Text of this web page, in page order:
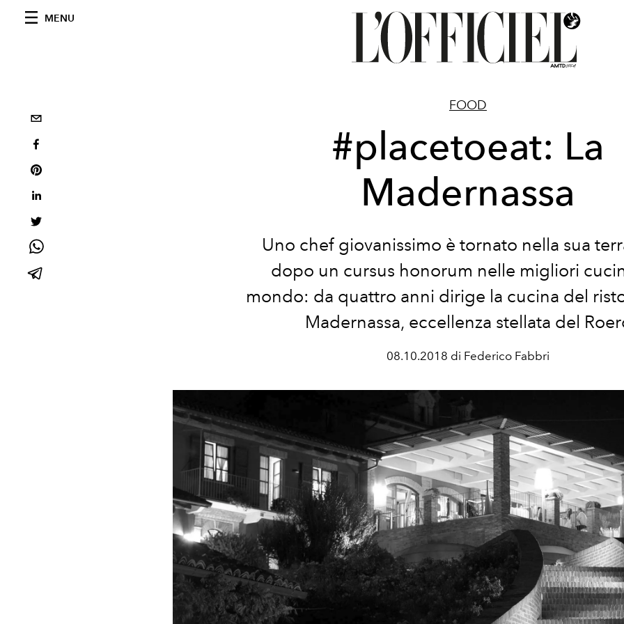
MENU
FOOD
#placetoeat: La
Madernassa
Uno chef giovanissimo è tornato nella sua
dopo un cursus honorum nelle migliori
mondo: da quattro anni dirige la cucina del
Madernassa, eccellenza stellata del
08.10.2018 di Federico Fabbri